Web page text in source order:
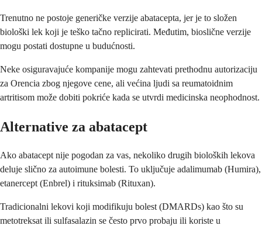
Trenutno ne postoje generičke verzije abatacepta, jer je to složen
biološki lek koji je teško tačno replicirati. Međutim, bioslične verzije
mogu postati dostupne u budućnosti.
Neke osiguravajuće kompanije mogu zahtevati prethodnu autorizaciju
za Orencia zbog njegove cene, ali većina ljudi sa reumatoidnim
artritisom može dobiti pokriće kada se utvrdi medicinska neophodnost.
Alternative za abatacept
Ako abatacept nije pogodan za vas, nekoliko drugih bioloških lekova
deluje slično za autoimune bolesti. To uključuje adalimumab (Humira),
etanercept (Enbrel) i rituksimab (Rituxan).
Tradicionalni lekovi koji modifikuju bolest (DMARDs) kao što su
metotreksat ili sulfasalazin se često prvo probaju ili koriste u